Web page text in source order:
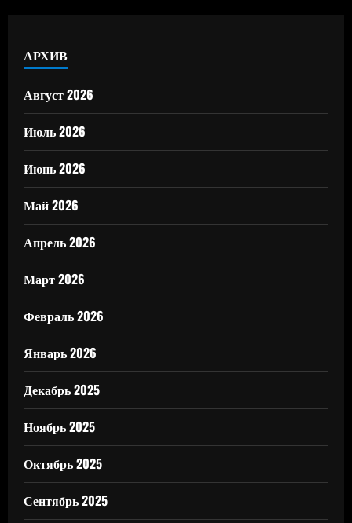
АРХИВ
Август 2026
Июль 2026
Июнь 2026
Май 2026
Апрель 2026
Март 2026
Февраль 2026
Январь 2026
Декабрь 2025
Ноябрь 2025
Октябрь 2025
Сентябрь 2025